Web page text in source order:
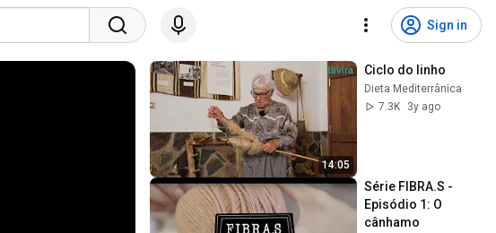
Sign in
14:05
Ciclo do linho
Dieta Mediterrânica
7.3K
3y ago
Série FIBRA.S -
Episódio 1: O
cânhamo